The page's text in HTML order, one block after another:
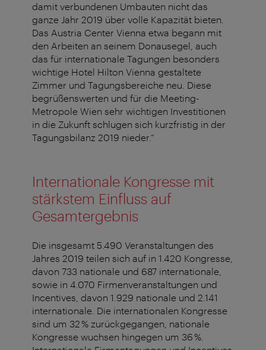
damit verbundenen Umbauten nicht das
ganze Jahr 2019 über volle Kapazität bieten.
Das Austria Center Vienna etwa begann mit
den Arbeiten an seinem Donausegel, auch
das für internationale Tagungen besonders
wichtige Hotel Hilton Vienna gestaltete
Zimmer und Tagungsbereiche neu. Diese
begrüßenswerten und für die Meeting-
Metropole Wien sehr wichtigen Investitionen
in die Zukunft schlugen sich kurzfristig in der
Tagungsbilanz 2019 nieder.“
Internationale Kongresse mit
stärkstem Einfluss auf
Gesamtergebnis
Die insgesamt 5.490 Veranstaltungen des
Jahres 2019 teilen sich auf in 1.420 Kongresse,
davon 733 nationale und 687 internationale,
sowie in 4.070 Firmenveranstaltungen und
Incentives, davon 1.929 nationale und 2.141
internationale. Die internationalen Kongresse
sind um 32 % zurückgegangen, nationale
Kongresse wuchsen hingegen um 36 %.